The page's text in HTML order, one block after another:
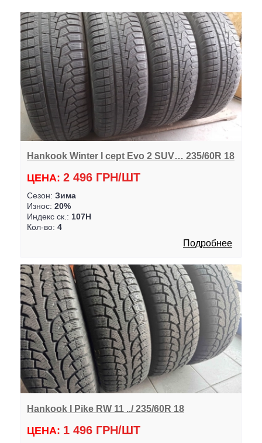
Hankook Winter I cept Evo 2 SUV… 235/60R 18
ЦЕНА: 2 496 ГРН/ШТ
Сезон: Зима
Износ: 20%
Индекс ск.: 107H
Кол-во: 4
Подробнее
Hankook I Pike RW 11 ../ 235/60R 18
ЦЕНА: 1 496 ГРН/ШТ